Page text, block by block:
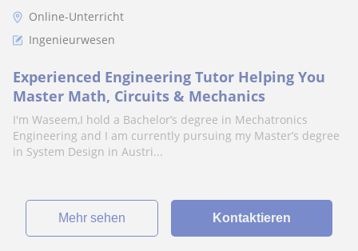
Online-Unterricht
Ingenieurwesen
Experienced Engineering Tutor Helping You
Master Math, Circuits & Mechanics
I'm Waseem,I hold a Bachelor’s degree in Mechatronics
Engineering and I am currently pursuing my Master’s degree
in System Design in Austri...
Mehr sehen Kontaktieren